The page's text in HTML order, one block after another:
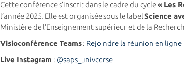
Cette conférence s’inscrit dans le cadre du cycle« Les
l’année 2025. Elle est organisée sous le label Science
Ministère de l’Enseignement supérieur et de la
Visioconférence Teams: Rejoindre la réunion en ligne
Live Instagram : @saps_univcorse